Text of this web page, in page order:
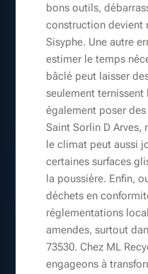
bons outils,
construction devient
Sisyphe. Une autre
estimer le temps
bâclé peut laisser
seulement
également poser
Saint Sorlin D Arves,
le climat peut aussi
certaines surfaces
la poussière. Enfin,
déchets en
réglementations
amendes, surtout
73530. Chez ML
engageons à